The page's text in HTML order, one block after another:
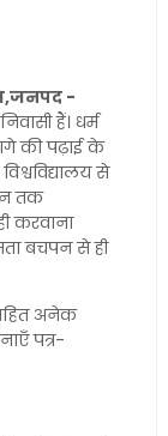
-
हैं। धर्म
की पढ़ाई के
से
तक
करवाना
बचपन से ही
अनेक
पत्र-